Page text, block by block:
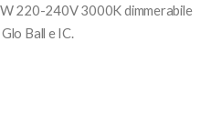
220-240V 3000K dimmerabile
Ball e IC.